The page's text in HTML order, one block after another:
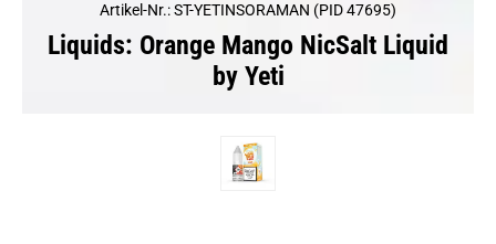
Artikel-Nr.: ST-YETINSORAMAN (PID 47695)
Liquids: Orange Mango NicSalt Liquid
by Yeti